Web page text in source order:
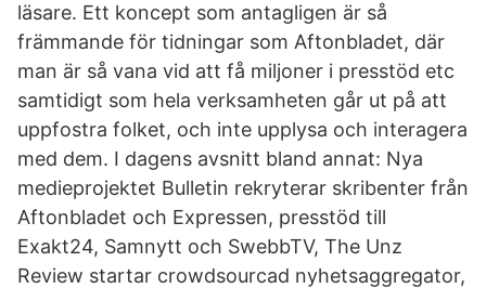
läsare. Ett koncept som antagligen är så
främmande för tidningar som Aftonbladet, där
man är så vana vid att få miljoner i presstöd etc
samtidigt som hela verksamheten går ut på att
uppfostra folket, och inte upplysa och interagera
med dem. I dagens avsnitt bland annat: Nya
medieprojektet Bulletin rekryterar skribenter från
Aftonbladet och Expressen, presstöd till
Exakt24, Samnytt och SwebbTV, The Unz
Review startar crowdsourcad nyhetsaggregator,